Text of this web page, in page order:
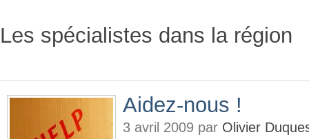
Les spécialistes dans la région
Aidez-nous !
3 avril 2009 par Olivier